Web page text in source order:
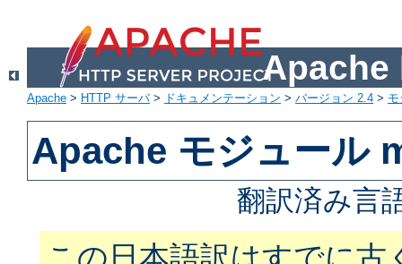
Apache
Apache > HTTP サーバ> ドキュメンテーション > バージョン 2.4 >
Apache モジュール
翻訳済み言
この日本語訳はすでに古